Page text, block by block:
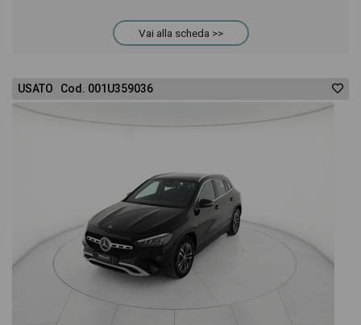
provare il veicolo o acquistarlo online! All'interno
Vai alla scheda >>
USATO Cod. 001U359036